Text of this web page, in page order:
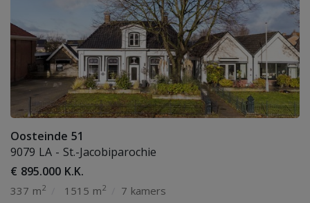
Oosteinde 51
9079 LA - St.-Jacobiparochie
€ 895.000 K.K.
337 m 2 1515 m 2 7 kamers